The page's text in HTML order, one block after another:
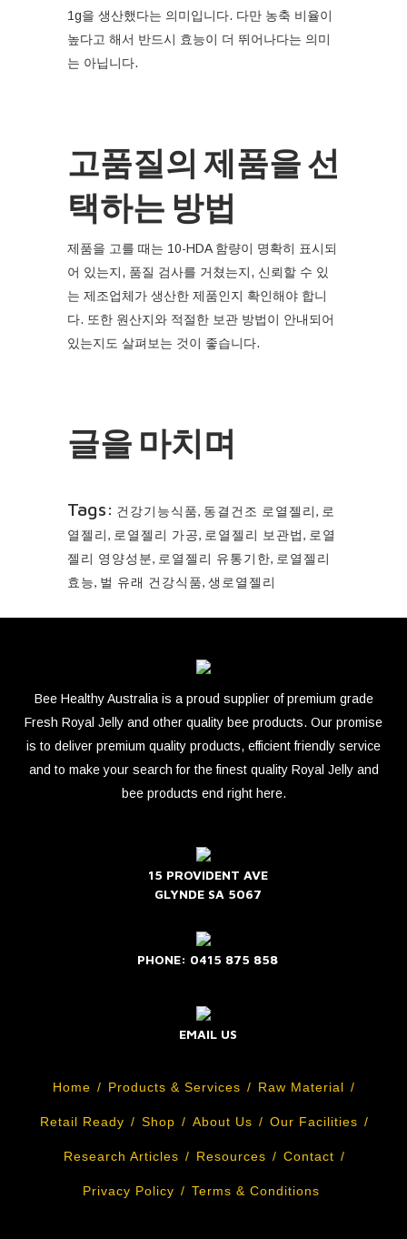
1g을 생산했다는 의미입니다. 다만 농축 비율이
높다고 해서 반드시 효능이 더 뛰어나다는 의미
는 아닙니다.
고품질의 제품을 선
택하는 방법
제품을 고를 때는 10-HDA 함량이 명확히 표시되
어 있는지, 품질 검사를 거쳤는지, 신뢰할 수 있
는 제조업체가 생산한 제품인지 확인해야 합니
다. 또한 원산지와 적절한 보관 방법이 안내되어
있는지도 살펴보는 것이 좋습니다.
글을 마치며
Tags: 건강기능식품, 동결건조 로열젤리, 로
열젤리, 로열젤리 가공, 로열젤리 보관법, 로열
젤리 영양성분, 로열젤리 유통기한, 로열젤리
효능, 벌 유래 건강식품, 생로열젤리
Bee Healthy Australia is a proud supplier of premium grade
Fresh Royal Jelly and other quality bee products. Our promise
is to deliver premium quality products, efficient friendly service
and to make your search for the finest quality Royal Jelly and
bee products end right here.
15 PROVIDENT AVE
GLYNDE SA 5067
PHONE: 0415 875 858
EMAIL US
Home Products & Services Raw Material
Retail Ready Shop About Us Our Facilities
Research Articles Resources Contact
Privacy Policy Terms & Conditions